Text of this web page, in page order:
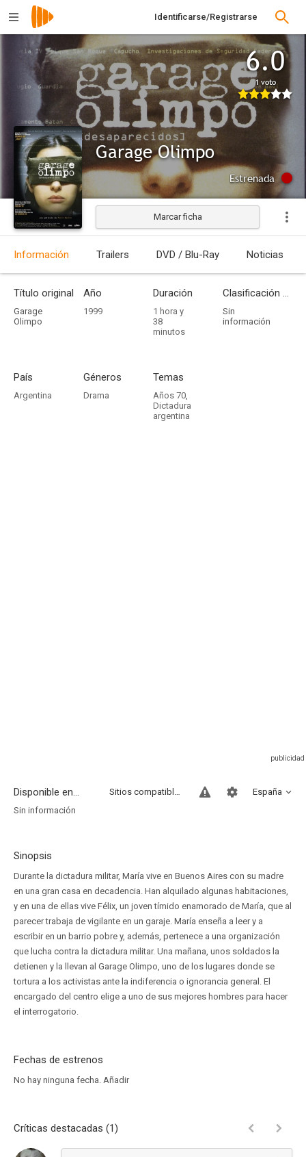
Identificarse/Registrarse
6.0
1 voto
Garage Olimpo
Estrenada
Marcar ficha
Información Trailers DVD / Blu-Ray Noticias
Título original
Garage
Olimpo
Año
1999
Duración
1 hora y
38
minutos
Clasificación por edades
Sin
información
País
Argentina
Géneros
Drama
Temas
Años 70,
Dictadura
argentina
Disponible en... España
Sitios compatibles
Sin información
Sinopsis
Durante la dictadura militar, María vive en Buenos Aires con su madre
en una gran casa en decadencia. Han alquilado algunas habitaciones,
y en una de ellas vive Félix, un joven tímido enamorado de María, que al
parecer trabaja de vigilante en un garaje. María enseña a leer y a
escribir en un barrio pobre y, además, pertenece a una organización
que lucha contra la dictadura militar. Una mañana, unos soldados la
detienen y la llevan al Garage Olimpo, uno de los lugares donde se
tortura a los activistas ante la indiferencia o ignorancia general. El
encargado del centro elige a uno de sus mejores hombres para hacer
el interrogatorio.
Fechas de estrenos
No hay ninguna fecha. Añadir
Críticas destacadas (1)